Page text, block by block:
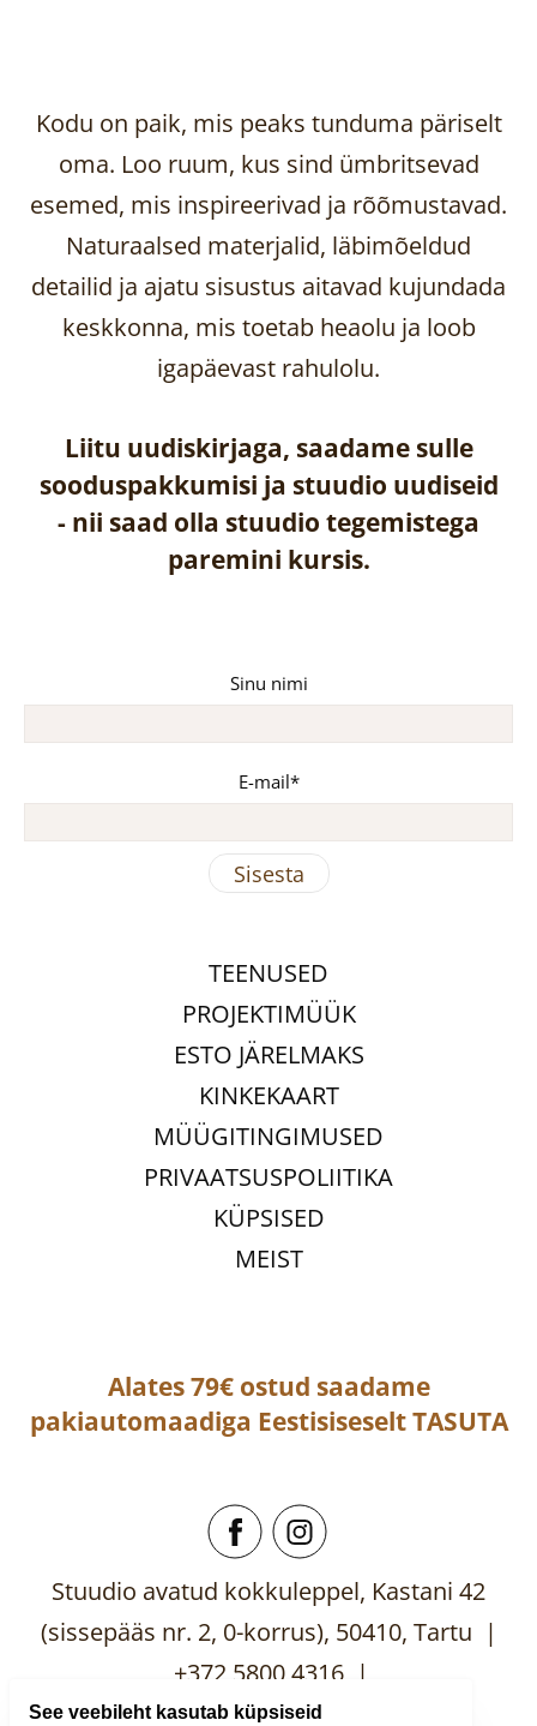
Kodu on paik, mis peaks tunduma päriselt
oma. Loo ruum, kus sind ümbritsevad
esemed, mis inspireerivad ja rõõmustavad.
Naturaalsed materjalid, läbimõeldud
detailid ja ajatu sisustus aitavad kujundada
keskkonna, mis toetab heaolu ja loob
igapäevast rahulolu.
Liitu uudiskirjaga, saadame sulle
sooduspakkumisi ja stuudio uudiseid
- nii saad olla stuudio tegemistega
paremini kursis.
Sinu nimi
E-mail
TEENUSED
PROJEKTIMÜÜK
ESTO JÄRELMAKS
KINKEKAART
MÜÜGITINGIMUSED
PRIVAATSUSPOLIITIKA
KÜPSISED
MEIST
Alates 79€ ostud saadame
pakiautomaadiga EestisiseseltTASUTA
Stuudio avatud kokkuleppel, Kastani 42
(sissepääs nr. 2, 0-korrus), 50410, Tartu |
+372 5800 4316 |
mooblistuudio@gmail.com
See veebileht kasutab küpsiseid